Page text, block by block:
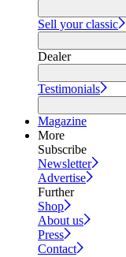
Sell your classic
Dealer
Testimonials
Magazine
More
Subscribe
Newsletter
Advertise
Further
Shop
About us
Press
Contact